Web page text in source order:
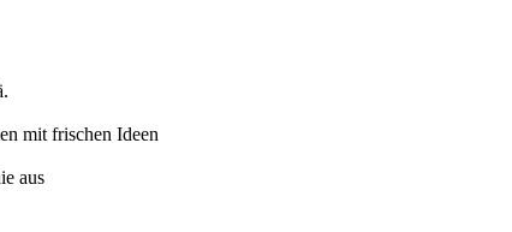
mit frischen Ideen
aus